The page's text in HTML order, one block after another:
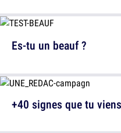
Es-tu un beauf ?
+40 signes que tu